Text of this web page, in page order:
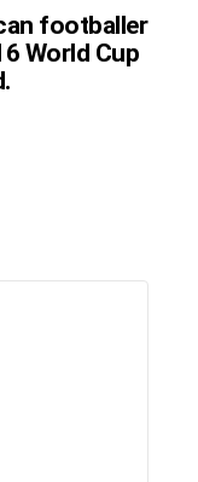
footballer
World Cup